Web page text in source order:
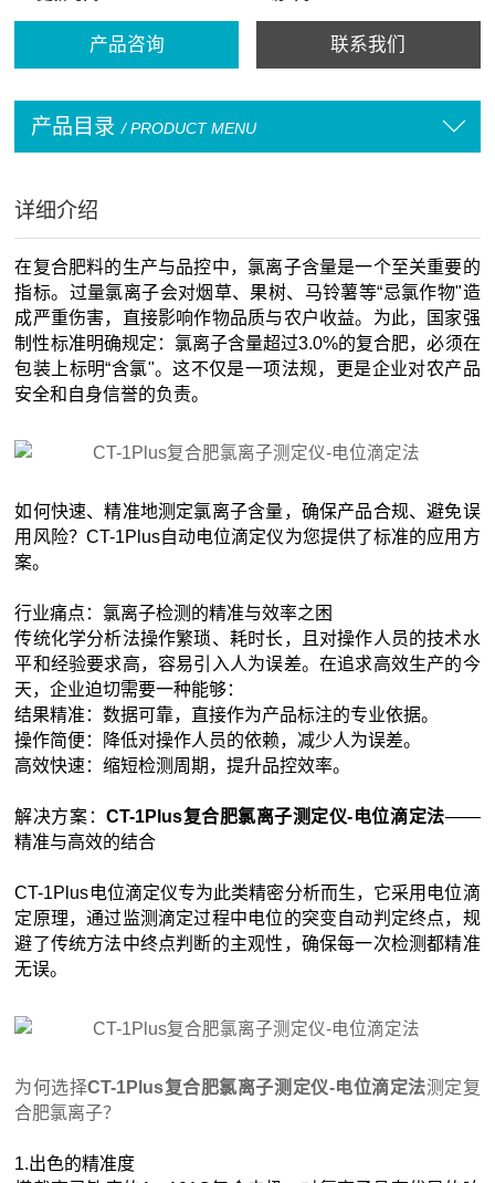
产品咨询 联系我们
产品目录 / PRODUCT MENU
详细介绍
在复合肥料的生产与品控中，氯离子含量是一个至关重要的
指标。过量氯离子会对烟草、果树、马铃薯等“忌氯作物"造
成严重伤害，直接影响作物品质与农户收益。为此，国家强
制性标准明确规定：氯离子含量超过3.0%的复合肥，必须在
包装上标明“含氯"。这不仅是一项法规，更是企业对农产品
安全和自身信誉的负责。
如何快速、精准地测定氯离子含量，确保产品合规、避免误
用风险？CT-1Plus自动电位滴定仪为您提供了标准的应用方
案。
行业痛点：氯离子检测的精准与效率之困
传统化学分析法操作繁琐、耗时长，且对操作人员的技术水
平和经验要求高，容易引入人为误差。在追求高效生产的今
天，企业迫切需要一种能够：
结果精准：数据可靠，直接作为产品标注的专业依据。
操作简便：降低对操作人员的依赖，减少人为误差。
高效快速：缩短检测周期，提升品控效率。
解决方案：CT-1Plus复合肥氯离子测定仪-电位滴定法——
精准与高效的结合
CT-1Plus电位滴定仪专为此类精密分析而生，它采用电位滴
定原理，通过监测滴定过程中电位的突变自动判定终点，规
避了传统方法中终点判断的主观性，确保每一次检测都精准
无误。
为何选择CT-1Plus复合肥氯离子测定仪-电位滴定法测定复
合肥氯离子？
1.出色的精准度